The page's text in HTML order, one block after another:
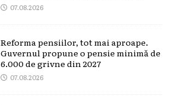
07.08.2026
Reforma pensiilor, tot mai aproape.
Guvernul propune o pensie minimă de
6.000 de grivne din 2027
07.08.2026